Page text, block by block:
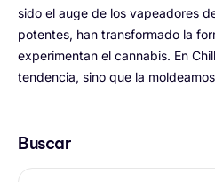
sido el auge de los vapeadores
potentes, han transformado la
experimentan el cannabis. En
tendencia, sino que la
Buscar